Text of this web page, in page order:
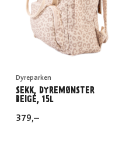
Dyreparken
SEKK, DYREMØNSTER
BEIGE, 15L
379,–